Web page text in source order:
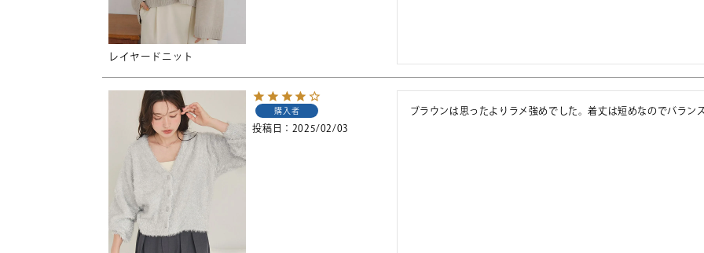
レイヤードニット
購入者
投稿日 2025/02/03
ブラウンは思ったよりラメ強めでした。着丈は短めなのでバラン